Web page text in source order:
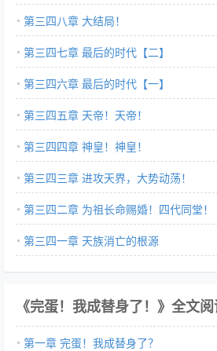
第三四八章 大结局！
第三四七章 最后的时代【二】
第三四六章 最后的时代【一】
第三四五章 天帝！天帝！
第三四四章 神皇！神皇！
第三四三章 进攻天界，大势动荡！
第三四二章 为祖长命赐婚！四代同堂！
第三四一章 天族消亡的根源
《完蛋！我成替身了！》全文
第一章 完蛋！我成替身了？